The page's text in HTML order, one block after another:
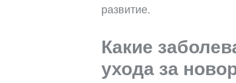
развитие.
Какие
ухода за